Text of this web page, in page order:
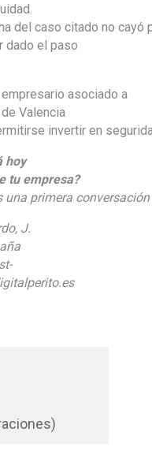
del caso citado no
dado el paso
asociado a
Valencia
invertir en
hoy
tu empresa?
primera
J.